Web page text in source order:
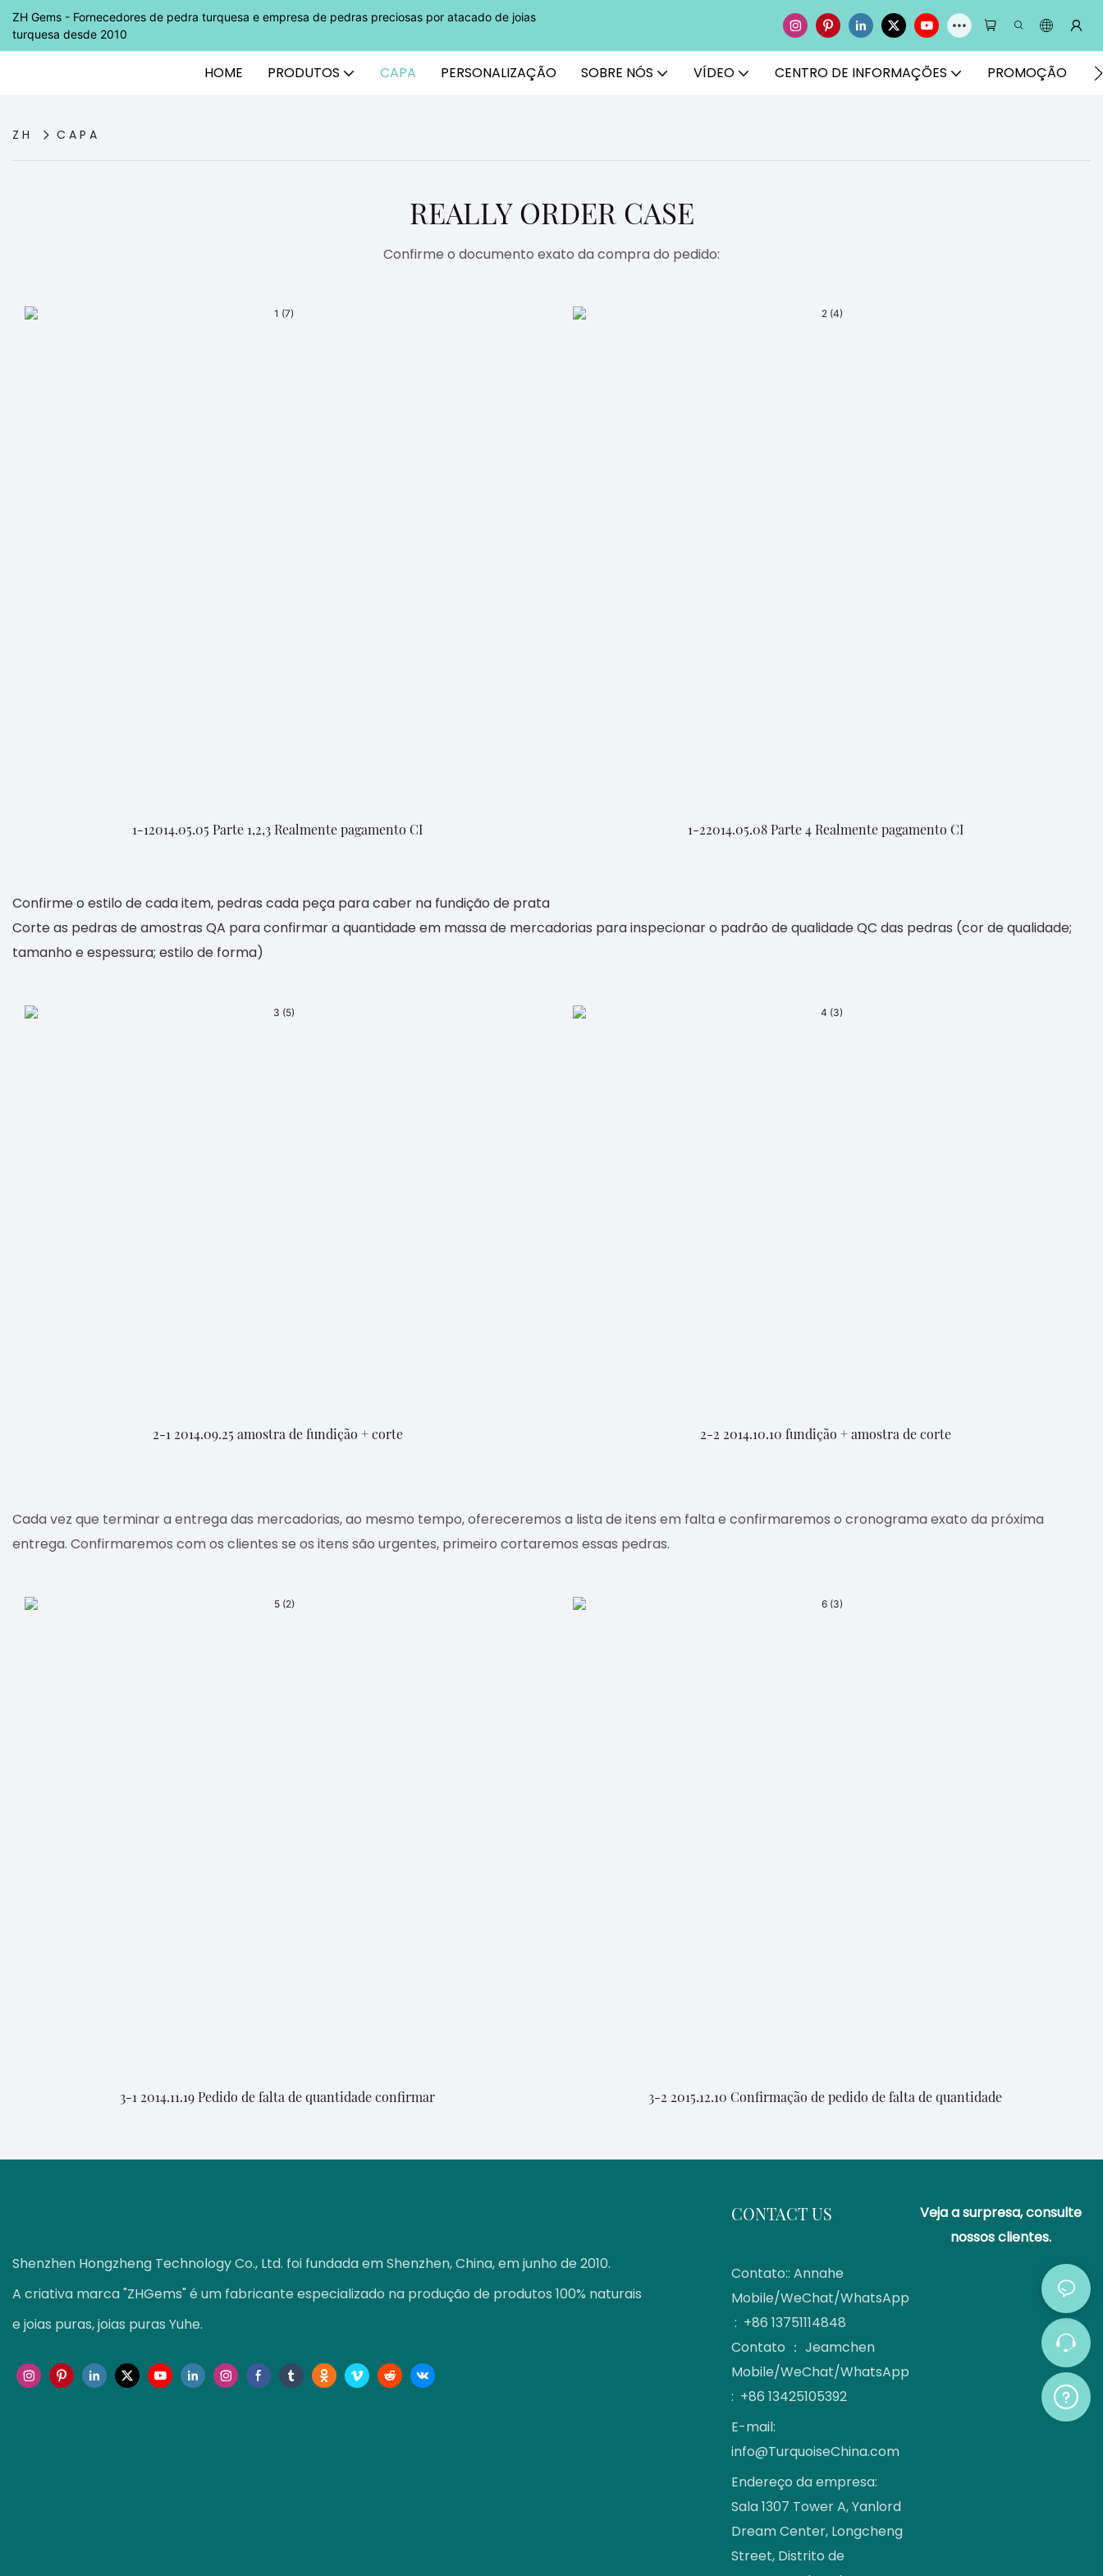
ZH Gems - Fornecedores de pedra turquesa e empresa de pedras preciosas por atacado de joias
turquesa desde 2010
HOME PRODUTOS CAPA PERSONALIZAÇÃO SOBRE NÓS VÍDEO CENTRO DE INFORMAÇÕES PROMOÇÃO
ZH CAPA
REALLY ORDER CASE
Confirme o documento exato da compra do pedido:
1-12014.05.05 Parte 1,2,3 Realmente pagamento CI 1-22014.05.08 Parte 4 Realmente pagamento CI
Confirme o estilo de cada item, pedras cada peça para caber na fundição de prata
Corte as pedras de amostras QA para confirmar a quantidade em massa de mercadorias para inspecionar o padrão de qualidade QC das pedras (cor de qualidade;
tamanho e espessura; estilo de forma)
2-1 2014.09.25 amostra de fundição + corte 2-2 2014.10.10 fundição + amostra de corte
Cada vez que terminar a entrega das mercadorias, ao mesmo tempo, ofereceremos a lista de itens em falta e confirmaremos o cronograma exato da próxima
entrega. Confirmaremos com os clientes se os itens são urgentes, primeiro cortaremos essas pedras.
3-1 2014.11.19 Pedido de falta de quantidade confirmar 3-2 2015.12.10 Confirmação de pedido de falta de quantidade
Shenzhen Hongzheng Technology Co., Ltd. foi fundada em Shenzhen, China, em junho de 2010.
A criativa marca "ZHGems" é um fabricante especializado na produção de produtos 100% naturais
e joias puras, joias puras Yuhe.
CONTACT US
Contato:: Annahe
Mobile/WeChat/WhatsApp
: +86 13751114848
Contato ： Jeamchen
Mobile/WeChat/WhatsApp
: +86 13425105392
E-mail:
info@TurquoiseChina.com
Endereço da empresa:
Sala 1307 Tower A, Yanlord
Dream Center, Longcheng
Street, Distrito de
Veja a surpresa, consulte
nossos clientes.